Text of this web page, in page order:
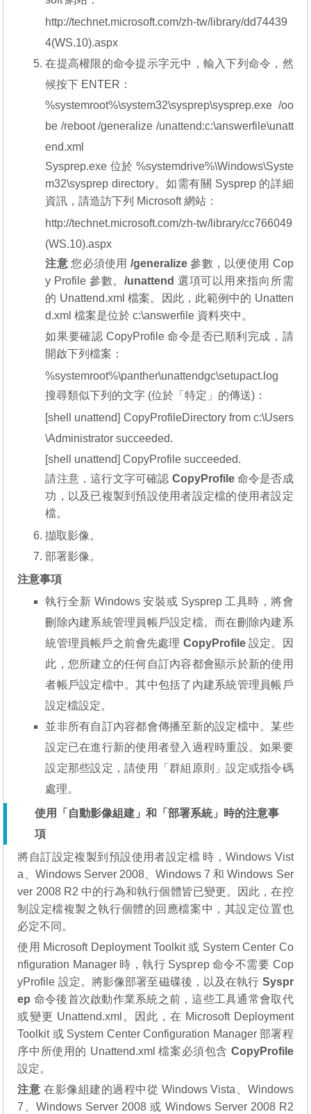
http://technet.microsoft.com/zh-tw/library/dd74439
4(WS.10).aspx
在提高權限的命令提示字元中，輸入下列命令，然
候按下 ENTER：
%systemroot%\system32\sysprep\sysprep.exe /oo
be /reboot /generalize /unattend:c:\answerfile\unatt
end.xml
Sysprep.exe 位於 %systemdrive%\Windows\Syste
m32\sysprep directory。如需有關 Sysprep 的詳細
資訊，請造訪下列 Microsoft 網站：
http://technet.microsoft.com/zh-tw/library/cc766049
(WS.10).aspx
注意 您必須使用/generalize 參數，以便使用 Cop
y Profile 參數。/unattend 選項可以用來指向所需
的 Unattend.xml 檔案。因此，此範例中的 Unatten
d.xml 檔案是位於 c:\answerfile 資料夾中。
如果要確認 CopyProfile 命令是否已順利完成，請
開啟下列檔案：
%systemroot%\panther\unattendgc\setupact.log
搜尋類似下列的文字 (位於「特定」的傳送)：
[shell unattend] CopyProfileDirectory from c:\Users
\Administrator succeeded.
[shell unattend] CopyProfile succeeded.
請注意，這行文字可確認 CopyProfile命令是否成
功，以及已複製到預設使用者設定檔的使用者設定
檔。
擷取影像。
部署影像。
注意事項
執行全新 Windows 安裝或 Sysprep 工具時，將會
刪除內建系統管理員帳戶設定檔。而在刪除內建系
統管理員帳戶之前會先處理 CopyProfile設定。因
此，您所建立的任何自訂內容都會顯示於新的使用
者帳戶設定檔中。其中包括了內建系統管理員帳戶
設定檔設定。
並非所有自訂內容都會傳播至新的設定檔中。某些
設定已在進行新的使用者登入過程時重設。如果要
設定那些設定，請使用「群組原則」設定或指令碼
處理。
使用「自動影像組建」和「部署系統」時的注意事
項
將自訂設定複製到預設使用者設定檔 時，Windows Vist
a、Windows Server 2008、Windows 7 和 Windows Ser
ver 2008 R2 中的行為和執行個體皆已變更。因此，在控
制設定檔複製之執行個體的回應檔案中，其設定位置也
必定不同。
使用 Microsoft Deployment Toolkit 或 System Center Co
nfiguration Manager 時，執行 Sysprep 命令不需要 Cop
yProfile 設定。將影像部署至磁碟後，以及在執行 Syspr
ep 命令後首次啟動作業系統之前，這些工具通常會取代
或變更 Unattend.xml。因此，在 Microsoft Deployment
Toolkit 或 System Center Configuration Manager 部署程
序中所使用的 Unattend.xml 檔案必須包含 CopyProfile
設定。
注意 在影像組建的過程中從 Windows Vista、Windows
7、Windows Server 2008 或 Windows Server 2008 R2